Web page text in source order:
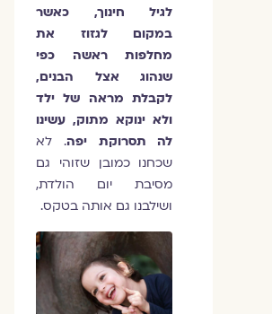
לגיל חינוך, כאשר
במקום לגזוז את
מחלפות ראשה כפי
שנהוג אצל הבנים,
לקבלת מראה של ילד
ולא ינוקא מתוק, עשינו
לה תסרוקת יפה. לא
שכחנו כמובן שזוהי גם
מסיבת יום הולדת,
ושילבנו גם אותה בטקס.